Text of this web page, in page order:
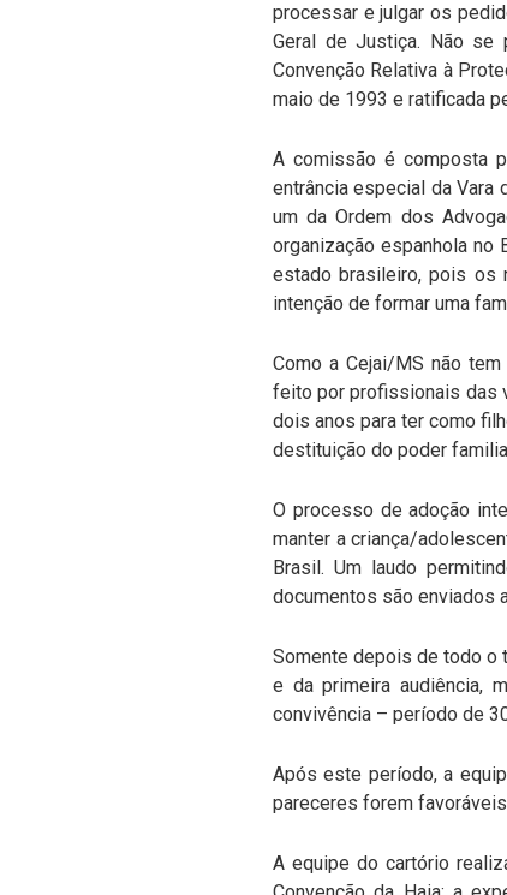
processar e julgar os
Geral de Justiça. Não se
Convenção Relativa à
maio de 1993 e ratificada
A comissão é composta
entrância especial da Vara
um da Ordem dos
organização espanhola no
estado brasileiro, pois os
intenção de formar uma
Como a Cejai/MS não
feito por profissionais das
dois anos para ter como
destituição do poder
O processo de adoção
manter a criança/
Brasil. Um laudo
documentos são enviados
Somente depois de todo o
e da primeira audiência,
convivência – período de
Após este período, a
pareceres forem
A equipe do cartório